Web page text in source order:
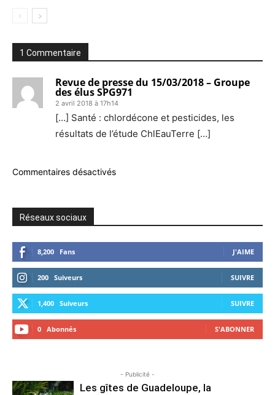
1 Commentaire
Revue de presse du 15/03/2018 – Groupe
des élus SPG971
2 avril 2018 à 17h14
[…] Santé : chlordécone et pesticides, les
résultats de l’étude ChlEauTerre […]
Commentaires désactivés
Réseaux sociaux
8,200 Fans J'AIME
200 Suiveurs SUIVRE
1,400 Suiveurs SUIVRE
0 Abonnés S'ABONNER
- Publicité -
Les gîtes de Guadeloupe, la